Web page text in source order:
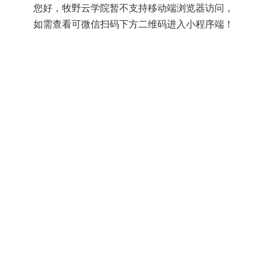
您好，牧野云学院暂不支持移动端浏览器访问，
如需查看可微信扫码下方二维码进入小程序端！